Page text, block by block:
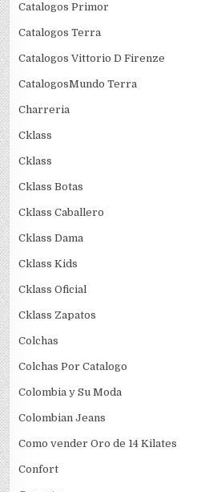
Catalogos Primor
Catalogos Terra
Catalogos Vittorio D Firenze
CatalogosMundo Terra
Charreria
Cklass
Cklass
Cklass Botas
Cklass Caballero
Cklass Dama
Cklass Kids
Cklass Oficial
Cklass Zapatos
Colchas
Colchas Por Catalogo
Colombia y Su Moda
Colombian Jeans
Como vender Oro de 14 Kilates
Confort